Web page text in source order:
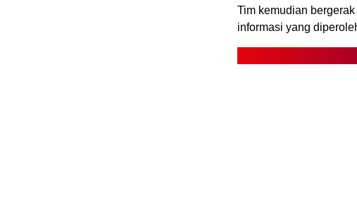
Tim kemudian
informasi yang